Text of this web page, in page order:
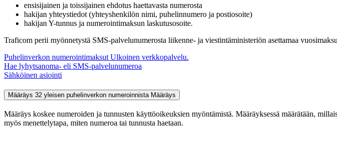
ensisijainen ja toissijainen ehdotus haettavasta numerosta
hakijan yhteystiedot (yhteyshenkilön nimi, puhelinnumero ja postiosoite)
hakijan Y-tunnus ja numerointimaksun laskutusosoite.
Traficom perii myönnetystä SMS-palvelunumerosta liikenne- ja viestintäministeriön asettamaa
Puhelinverkon numerointimaksut Ulkoinen verkkopalvelu.
Hae lyhytsanoma- eli SMS-palvelunumeroa
Sähköinen asiointi
Määräys 32 yleisen puhelinverkon numeroinnista Määräys
Määräys koskee numeroiden ja tunnusten käyttöoikeuksien myöntämistä. Määräyksessä määrätään,
myös menettelytapa, miten numeroa tai tunnusta haetaan.